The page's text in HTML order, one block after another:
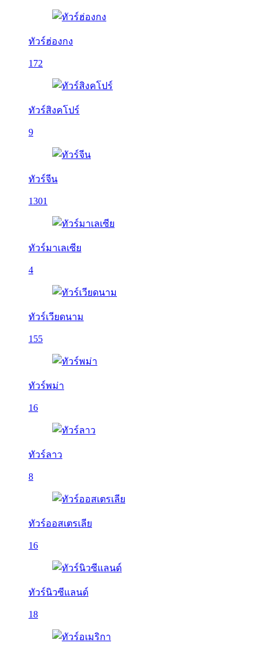
ทัวร์ฮ่องกง
172
ทัวร์สิงคโปร์
9
ทัวร์จีน
1301
ทัวร์มาเลเซีย
4
ทัวร์เวียดนาม
155
ทัวร์พม่า
16
ทัวร์ลาว
8
ทัวร์ออสเตรเลีย
16
ทัวร์นิวซีแลนด์
18